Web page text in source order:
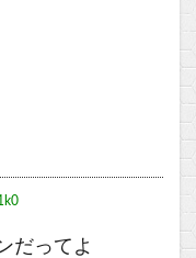
だってよ